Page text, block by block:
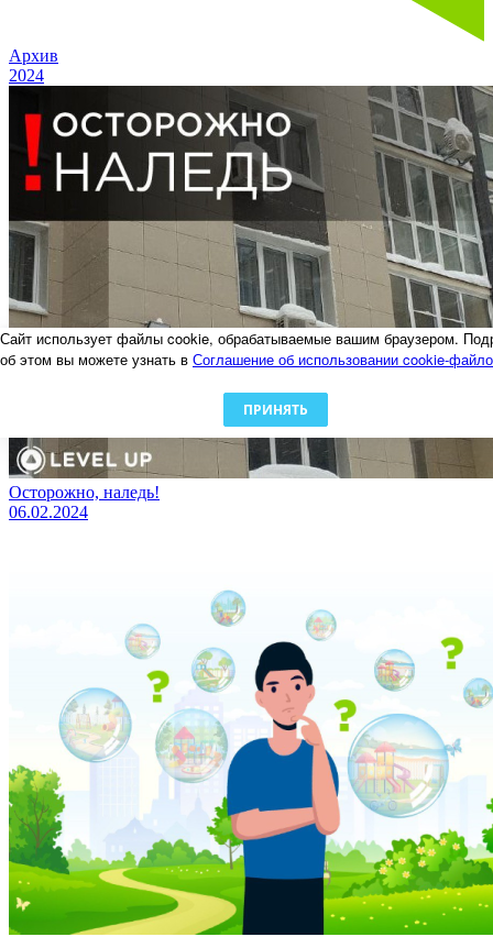
Архив
2024
Осторожно, наледь!
06.02.2024
Сайт использует файлы cookie, обрабатываемые вашим браузером.
об этом вы можете узнать в Соглашение об использовании cookie-
ПРИНЯТЬ